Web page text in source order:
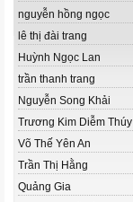
nguyễn hồng ngọc
lê thị đài trang
Huỳnh Ngọc Lan
trần thanh trang
Nguyễn Song Khải
Trương Kim Diễm Thúy
Võ Thế Yên An
Trần Thị Hằng
Quảng Gia